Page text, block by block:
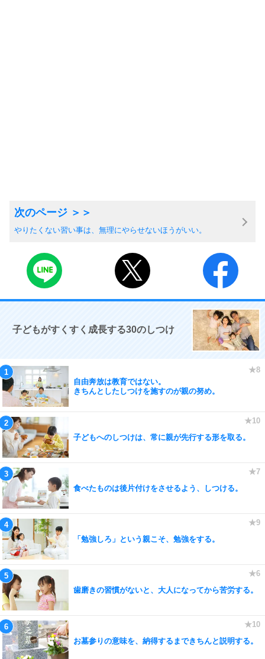
やりたくない習い事は、無理にやらせないほうがいい。
子どもがすくすく成長する30のしつけ
自由奔放は教育ではない。
きちんとしたしつけを施すのが親の努め。
子どもへのしつけは、常に親が先行する形を取る。
食べたものは後片付けをさせるよう、しつける。
「勉強しろ」という親こそ、勉強をする。
歯磨きの習慣がないと、大人になってから苦労する。
お墓参りの意味を、納得するまできちんと説明する。